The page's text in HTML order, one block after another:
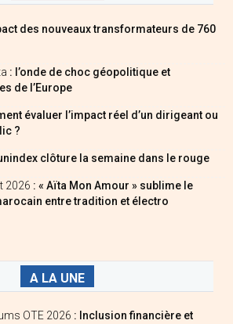
des nouveaux transformateurs de 760
: l’onde de choc géopolitique et
de l’Europe
évaluer l’impact réel d’un dirigeant ou
?
clôture la semaine dans le rouge
2026 : « Aïta Mon Amour » sublime le
entre tradition et électro
A LA UNE
OTE 2026 : Inclusion financière et